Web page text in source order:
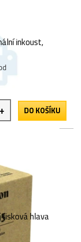
inkoust,
+ DO KOŠÍKU
hlava